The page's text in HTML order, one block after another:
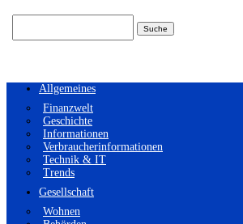
Allgemeines
Finanzwelt
Geschichte
Informationen
Verbraucherinformationen
Technik & IT
Trends
Gesellschaft
Wohnen